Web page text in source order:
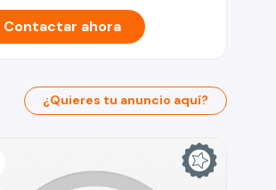
Contactar ahora
¿Quieres tu anuncio aquí?